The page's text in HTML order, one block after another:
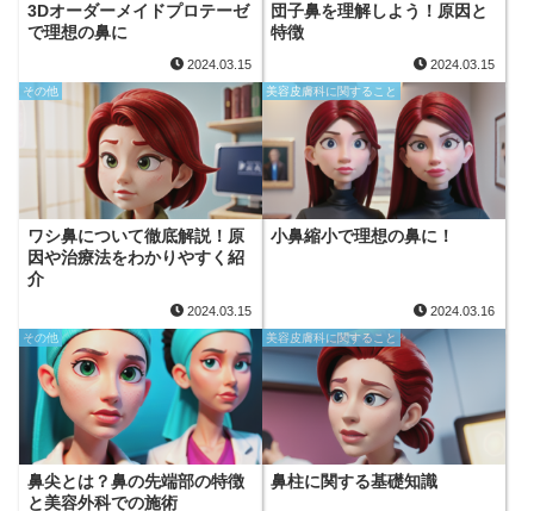
3Dオーダーメイドプロテーゼ
で理想の鼻に
2024.03.15
団子鼻を理解しよう！原因と
特徴
2024.03.15
その他
ワシ鼻について徹底解説！原
因や治療法をわかりやすく紹
介
2024.03.15
美容皮膚科に関すること
小鼻縮小で理想の鼻に！
2024.03.16
その他
鼻尖とは？鼻の先端部の特徴
と美容外科での施術
美容皮膚科に関すること
鼻柱に関する基礎知識